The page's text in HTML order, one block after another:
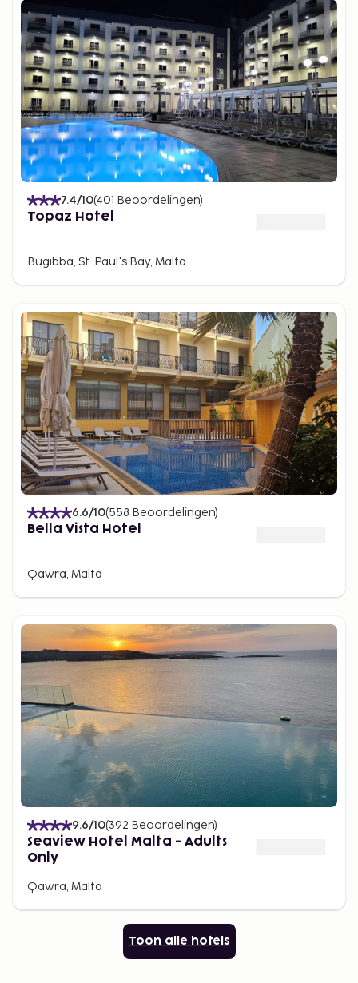
7.4/10(401 Beoordelingen)
Topaz Hotel
Bugibba, St. Paul's Bay, Malta
6.6/10(558 Beoordelingen)
Bella Vista Hotel
Qawra, Malta
9.6/10(392 Beoordelingen)
Seaview Hotel Malta - Adults
Only
Qawra, Malta
Toon alle hotels